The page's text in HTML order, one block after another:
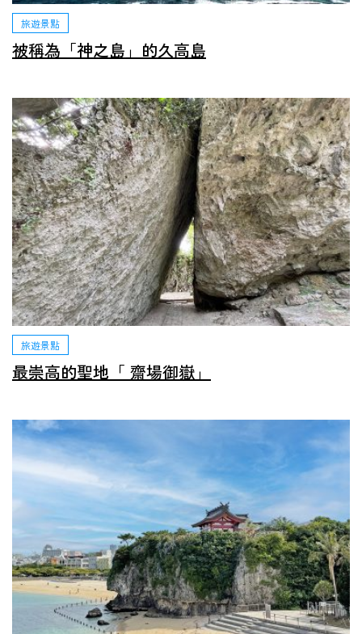
旅遊景點
被稱為「神之島」的久高島
旅遊景點
最崇高的聖地「 齋場御嶽」